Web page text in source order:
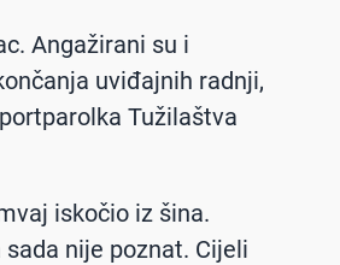
Angažirani su i
uviđajnih radnji,
Tužilaštva
iskočio iz šina.
nije poznat. Cijeli